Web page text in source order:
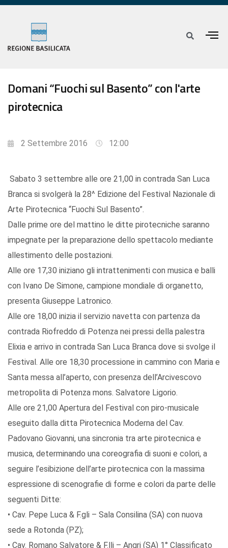
Domani “Fuochi sul Basento” con l'arte
pirotecnica
2 Settembre 2016 12:00
Sabato 3 settembre alle ore 21,00 in contrada San Luca
Branca si svolgerà la 28^ Edizione del Festival Nazionale di
Arte Pirotecnica “Fuochi Sul Basento”.
Dalle prime ore del mattino le ditte pirotecniche saranno
impegnate per la preparazione dello spettacolo mediante
allestimento delle postazioni.
Alle ore 17,30 iniziano gli intrattenimenti con musica e balli
con Ivano De Simone, campione mondiale di organetto,
presenta Giuseppe Latronico.
Alle ore 18,00 inizia il servizio navetta con partenza da
contrada Riofreddo di Potenza nei pressi della palestra
Elixia e arrivo in contrada San Luca Branca dove si svolge il
Festival. Alle ore 18,30 processione in cammino con Maria e
Santa messa all’aperto, con presenza dell’Arcivescovo
metropolita di Potenza mons. Salvatore Ligorio.
Alle ore 21,00 Apertura del Festival con piro-musicale
eseguito dalla ditta Pirotecnica Moderna del Cav.
Padovano Giovanni, una sincronia tra arte pirotecnica e
musica, determinando una coreografia di suoni e colori, a
seguire l’esibizione dell’arte pirotecnica con la massima
espressione di scenografie di forme e colori da parte delle
seguenti Ditte:
• Cav. Pepe Luca & F.gli – Sala Consilina (SA) con nuova
sede a Rotonda (PZ);
• Cav. Romano Salvatore & F.lli – Angri (SA) 1° Classificato